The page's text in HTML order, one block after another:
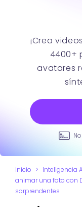
¡Crea
4400+
avatares
Inicio > Inteligencia
animar una foto con
sorprendentes